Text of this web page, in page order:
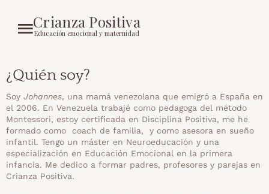
Crianza Positiva
Educación emocional y maternidad
¿Quién soy?
Soy Johannes, una mamá venezolana que emigró a España en
el 2006. En Venezuela trabajé como pedagoga del método
Montessori, estoy certificada en Disciplina Positiva, me he
formado como coach de familia, y como asesora en sueño
infantil. Tengo un máster en Neuroeducación y una
especialización en Educación Emocional en la primera
infancia. Me dedico a formar padres, profesores y parejas en
Crianza Positiva.